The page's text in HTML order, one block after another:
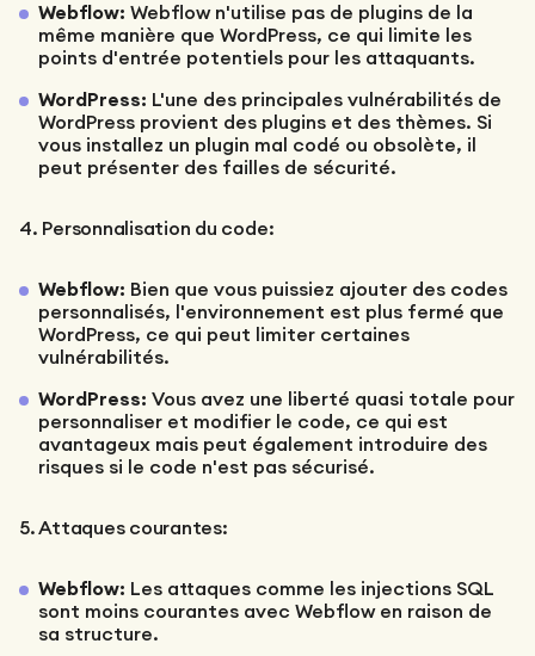
Webflow: Webflow n'utilise pas de plugins de la
même manière que WordPress, ce qui limite les
points d'entrée potentiels pour les attaquants.
WordPress: L'une des principales vulnérabilités de
WordPress provient des plugins et des thèmes. Si
vous installez un plugin mal codé ou obsolète, il
peut présenter des failles de sécurité.
4. Personnalisation du code:
Webflow: Bien que vous puissiez ajouter des codes
personnalisés, l'environnement est plus fermé que
WordPress, ce qui peut limiter certaines
vulnérabilités.
WordPress: Vous avez une liberté quasi totale pour
personnaliser et modifier le code, ce qui est
avantageux mais peut également introduire des
risques si le code n'est pas sécurisé.
5. Attaques courantes:
Webflow: Les attaques comme les injections SQL
sont moins courantes avec Webflow en raison de
sa structure.